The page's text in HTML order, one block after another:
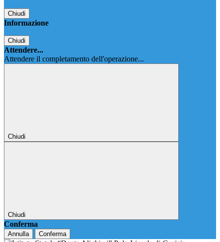
Chiudi
Informazione
Chiudi
Attendere...
Attendere il completamento dell'operazione...
Chiudi
Chiudi
Conferma
Annulla Conferma